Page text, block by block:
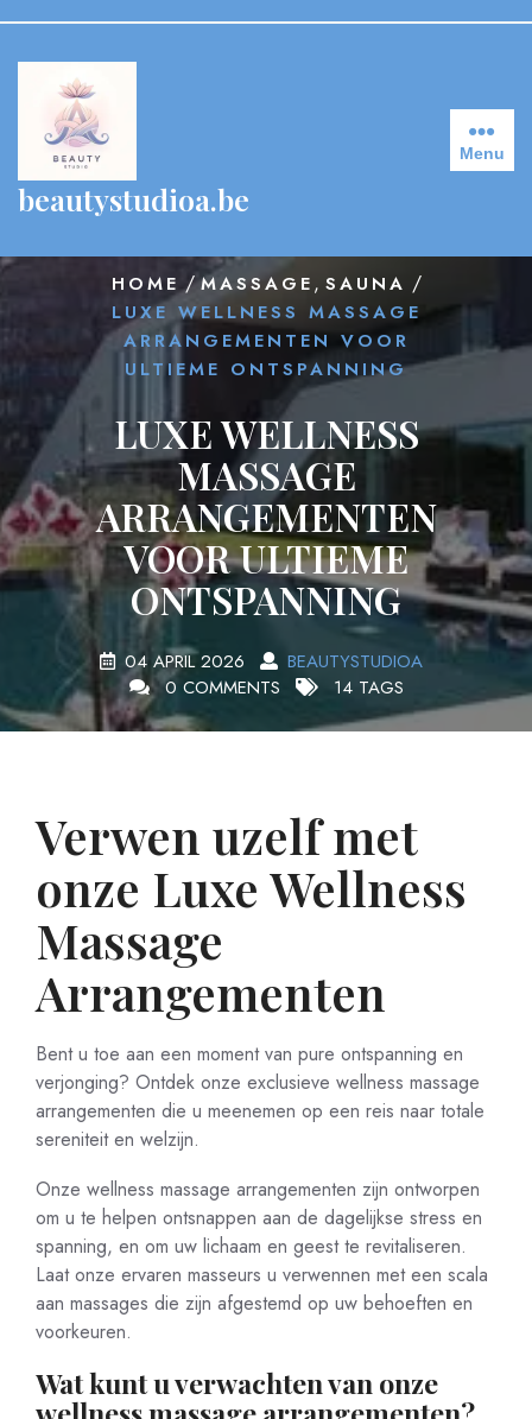
content
beautystudioa.be
Menu
HOME /MASSAGE , SAUNA /
LUXE WELLNESS MASSAGE
ARRANGEMENTEN VOOR
ULTIEME ONTSPANNING
LUXE WELLNESS
MASSAGE
ARRANGEMENTEN
VOOR ULTIEME
ONTSPANNING
04 APRIL 2026
BEAUTYSTUDIOA
0 COMMENTS
14 TAGS
Verwen uzelf met
onze Luxe Wellness
Massage
Arrangementen
Bent u toe aan een moment van pure ontspanning en
verjonging? Ontdek onze exclusieve wellness massage
arrangementen die u meenemen op een reis naar totale
sereniteit en welzijn.
Onze wellness massage arrangementen zijn ontworpen
om u te helpen ontsnappen aan de dagelijkse stress en
spanning, en om uw lichaam en geest te revitaliseren.
Laat onze ervaren masseurs u verwennen met een scala
aan massages die zijn afgestemd op uw behoeften en
voorkeuren.
Wat kunt u verwachten van onze